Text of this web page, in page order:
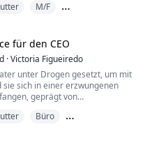
jedoch entdeckt sie, dass die
findet Larkin einen Ve...
M/F
für den CEO
·Victoria Figueiredo
unter Drogen gesetzt, um mit
sie sich in einer erzwungenen
geprägt von
wobei er sie und ihren
ist schwer krank. Die einzige
Büro